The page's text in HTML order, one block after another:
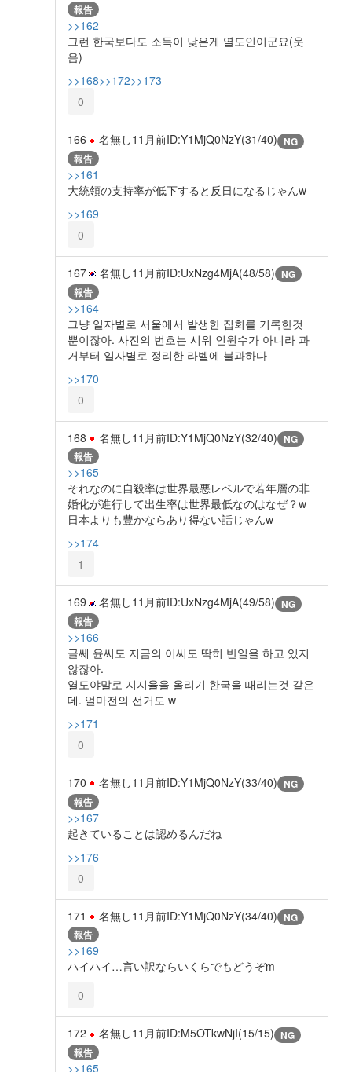
報告
>>162
그런 한국보다도 소득이 낮은게 열도인이군요(웃
음)
>>168>>172>>173
0
166 名無し11月前ID:Y1MjQ0NzY(31/40) NG
報告
>>161
大統領の支持率が低下すると反日になるじゃんw
>>169
0
167 名無し11月前ID:UxNzg4MjA(48/58) NG
報告
>>164
그냥 일자별로 서울에서 발생한 집회를 기록한것
뿐이잖아. 사진의 번호는 시위 인원수가 아니라 과
거부터 일자별로 정리한 라벨에 불과하다
>>170
0
168 名無し11月前ID:Y1MjQ0NzY(32/40) NG
報告
>>165
それなのに自殺率は世界最悪レベルで若年層の非
婚化が進行して出生率は世界最低なのはなぜ？w
日本よりも豊かならあり得ない話じゃんw
>>174
1
169 名無し11月前ID:UxNzg4MjA(49/58) NG
報告
>>166
글쎄 윤씨도 지금의 이씨도 딱히 반일을 하고 있지
않잖아.
열도야말로 지지율을 올리기 한국을 때리는것 같은
데. 얼마전의 선거도 w
>>171
0
170 名無し11月前ID:Y1MjQ0NzY(33/40) NG
報告
>>167
起きていることは認めるんだね
>>176
0
171 名無し11月前ID:Y1MjQ0NzY(34/40) NG
報告
>>169
ハイハイ…言い訳ならいくらでもどうぞm
0
172 名無し11月前ID:M5OTkwNjI(15/15) NG
報告
>>165